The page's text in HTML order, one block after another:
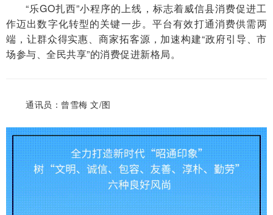
“乐GO扎西”小程序的上线，标志着威信县消费促进工
作迈出数字化转型的关键一步。平台有效打通消费供需两
端，让群众得实惠、商家拓客源，加速构建“政府引导、市
场参与、全民共享”的消费促进新格局。
通讯员：曾雪梅 文/图